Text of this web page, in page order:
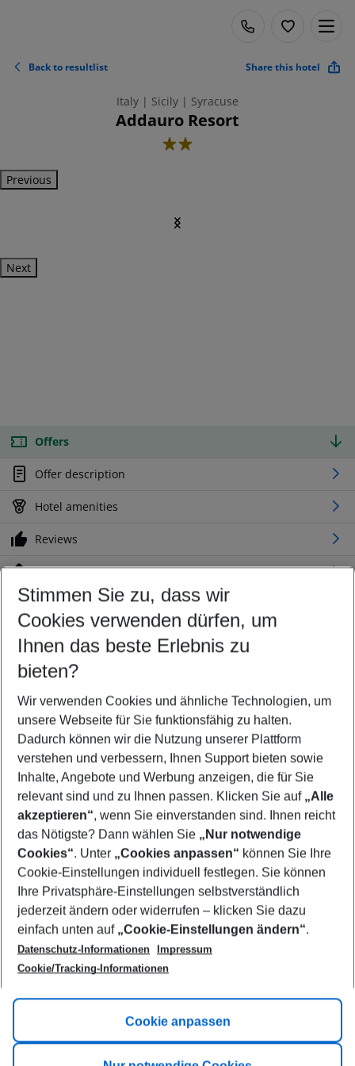
Back to resultlist Share this hotel
Italy | Sicily | Syracuse
Addauro Resort
2
Previous
Next
Offers
Offer description
Hotel amenities
Reviews
Location
Customize your offer
Find the perfect deal which suits your best
Your departure airport
Any airport
Select your date range
09/08/26–07/08/27 5-8 nights
Who will travel
2 adults No children
Show more filter
Footer
Footer navigation
Title A
Link A
Stimmen Sie zu, dass wir
Cookies verwenden dürfen, um
Ihnen das beste Erlebnis zu
bieten?
Wir verwenden Cookies und ähnliche Technologien, um
unsere Webseite für Sie funktionsfähig zu halten.
Dadurch können wir die Nutzung unserer Plattform
verstehen und verbessern, Ihnen Support bieten sowie
Inhalte, Angebote und Werbung anzeigen, die für Sie
relevant sind und zu Ihnen passen. Klicken Sie auf „Alle
akzeptieren“, wenn Sie einverstanden sind. Ihnen reicht
das Nötigste? Dann wählen Sie „Nur notwendige
Cookies“. Unter „Cookies anpassen“ können Sie Ihre
Cookie-Einstellungen individuell festlegen. Sie können
Ihre Privatsphäre-Einstellungen selbstverständlich
jederzeit ändern oder widerrufen – klicken Sie dazu
einfach unten auf „Cookie-Einstellungen ändern“.
Datenschutz-Informationen
Impressum
Cookie/Tracking-Informationen
Cookie anpassen